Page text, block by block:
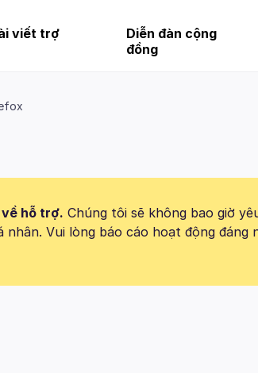
viết trợ
Diễn đàn cộng
đồng
hỗ trợ. Chúng tôi sẽ không bao giờ
nhân. Vui lòng báo cáo hoạt động